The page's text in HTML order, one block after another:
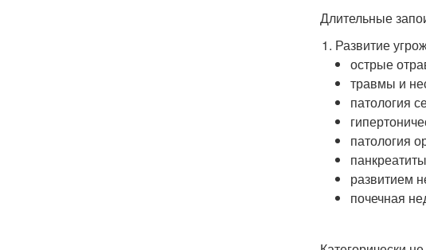
Длительные
Развитие
острые
травмы и
патология
патология
развитием
почечная